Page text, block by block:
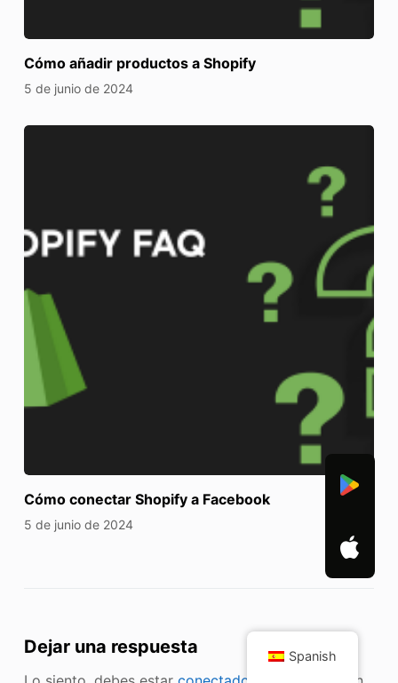
Cómo añadir productos a Shopify
5 de junio de 2024
Cómo conectar Shopify a Facebook
5 de junio de 2024
Dejar una respuesta Spanish